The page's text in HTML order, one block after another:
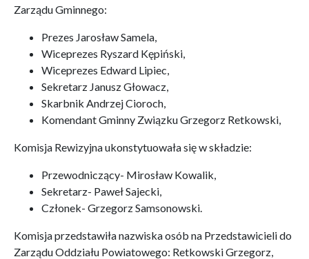
Zarządu Gminnego:
Prezes Jarosław Samela,
Wiceprezes Ryszard Kępiński,
Wiceprezes Edward Lipiec,
Sekretarz Janusz Głowacz,
Skarbnik Andrzej Cioroch,
Komendant Gminny Związku Grzegorz Retkowski,
Komisja Rewizyjna ukonstytuowała się w składzie:
Przewodniczący- Mirosław Kowalik,
Sekretarz- Paweł Sajecki,
Członek- Grzegorz Samsonowski.
Komisja przedstawiła nazwiska osób na Przedstawicieli do
Zarządu Oddziału Powiatowego: Retkowski Grzegorz,